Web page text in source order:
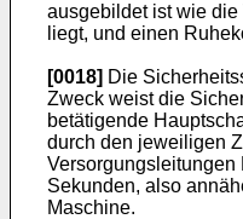
ausgebildet ist wie
liegt, und einen
[0018] Die
Zweck weist die
betätigende
durch den jeweiligen
Versorgungsleitungen
Sekunden, also
Maschine.